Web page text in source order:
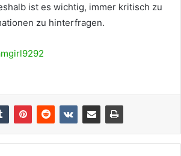
ist es wichtig, immer kritisch zu
zu hinterfragen.